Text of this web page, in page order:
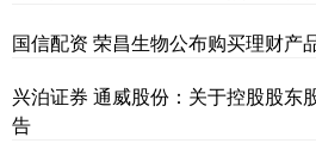
国信配资 荣昌生物公布购买理财产
兴泊证券 通威股份：关于控股股东
告